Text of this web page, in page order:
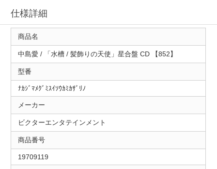
仕様詳細
商品名
中島愛 / 「水槽 / 髪飾りの天使」星合盤 CD 【852】
型番
ﾅｶｼﾞﾏﾒｸﾞﾐｽｲｿｳｶﾐｶｻﾞﾘﾉ
メーカー
ビクターエンタテインメント
商品番号
19709119